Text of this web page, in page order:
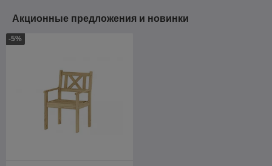
Акционные предложения и новинки
-5%